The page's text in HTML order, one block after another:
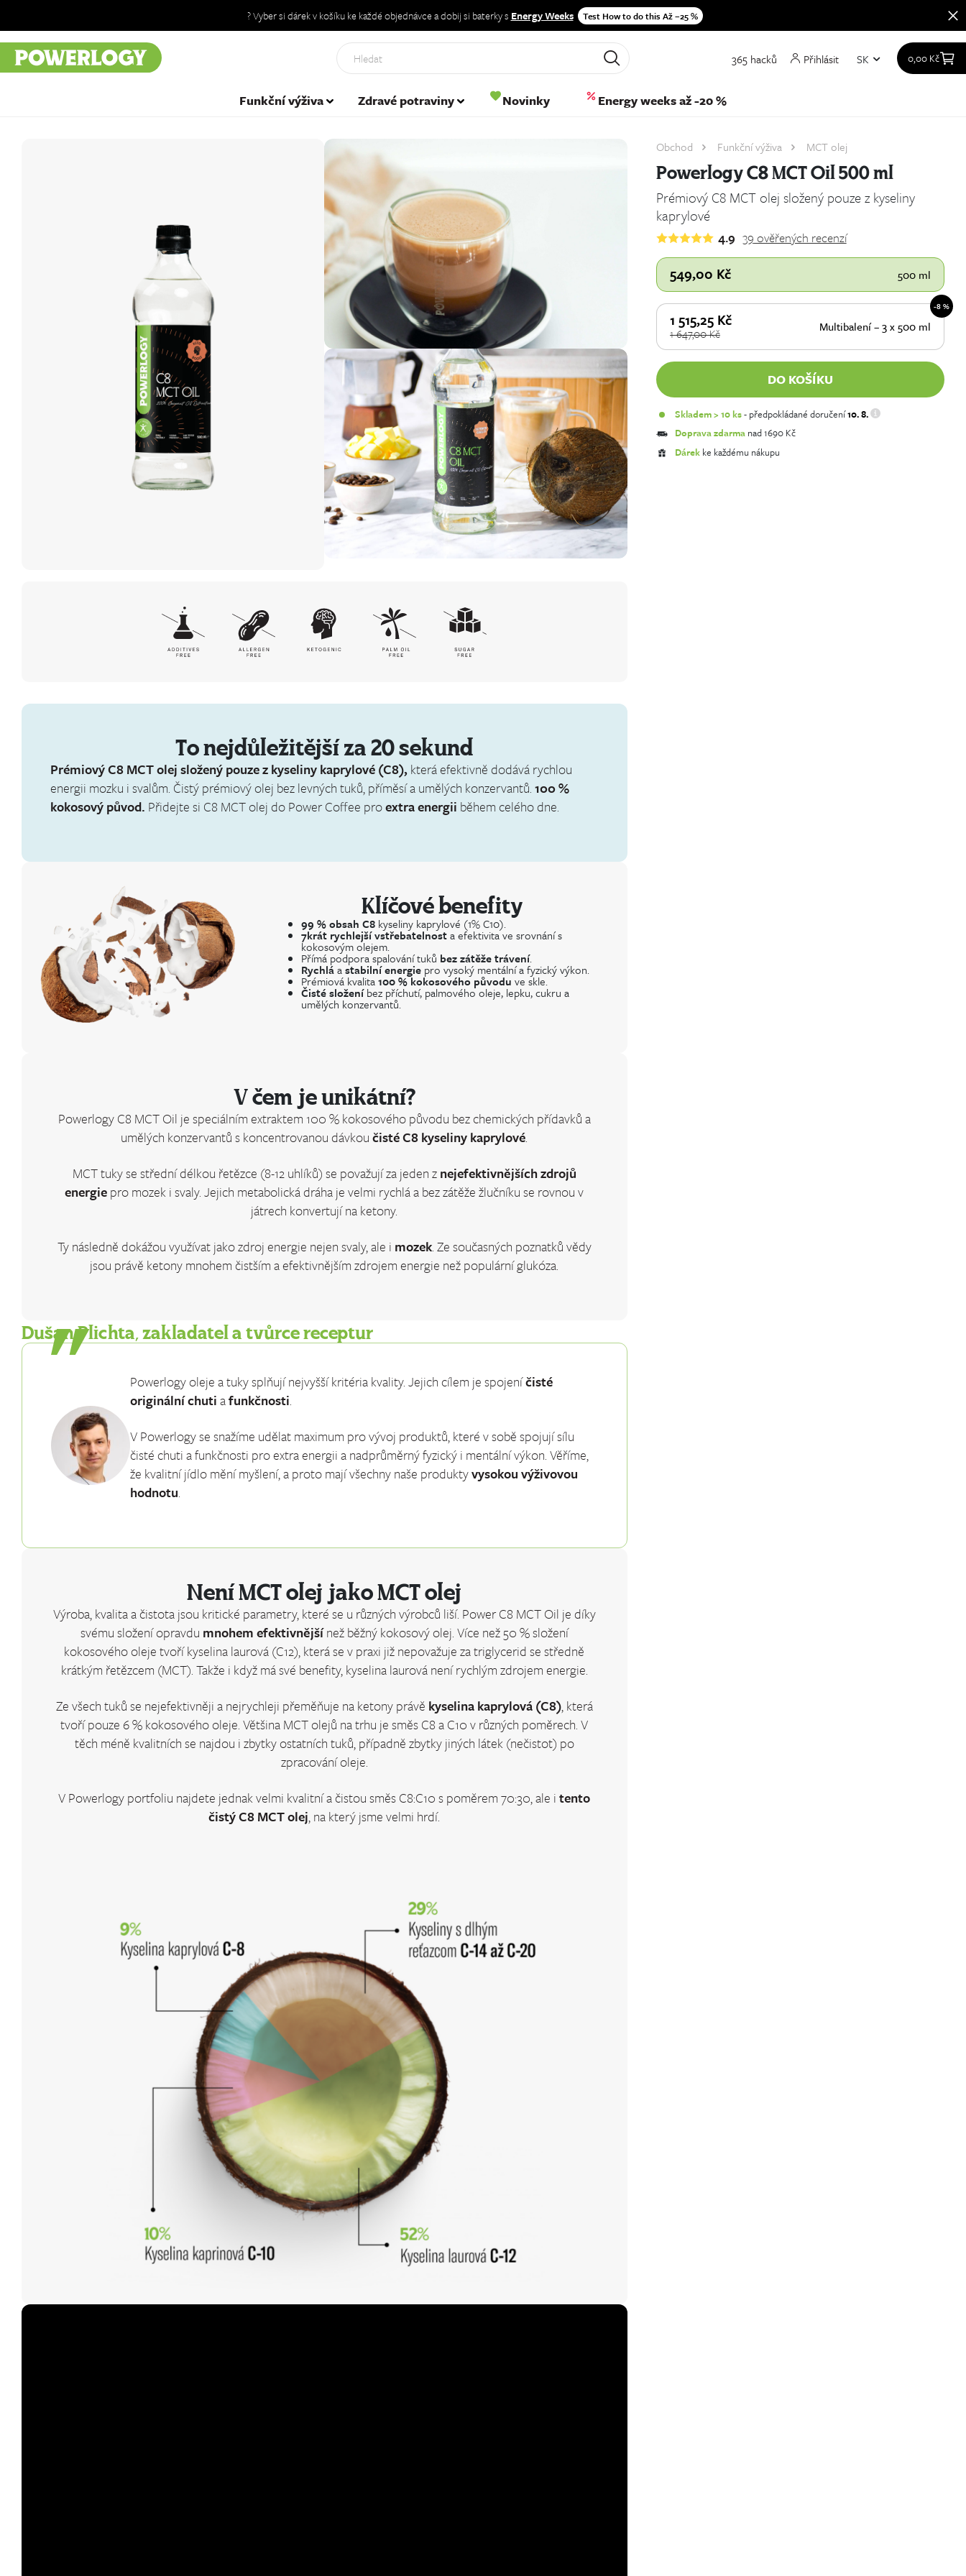
? Vyber si dárek v košíku ke každé objednávce a dobij si baterky s Energy Weeks Test How to do this Až −25 %
Hledat
365 hacků Přihlásit SK 0,00 Kč
Funkční výživa Zdravé potraviny Novinky Energy weeks až -20 %
To nejdůležitější za 20 sekund
Prémiový C8 MCT olej složený pouze z kyseliny kaprylové (C8),která efektivně dodává rychlou
energii mozku i svalům. Čistý prémiový olej bez levných tuků, příměsí a umělých konzervantů.100 %
kokosový původ. Přidejte si C8 MCT olej do Power Coffee proextra energii během celého dne.
Klíčové benefity
99 % obsah C8 kyseliny kaprylové (1% C10).
7krát rychlejší vstřebatelnosta efektivita ve srovnání s
kokosovým olejem.
Přímá podpora spalování tuků bez zátěže trávení.
Rychláastabilní energiepro vysoký mentální a fyzický výkon.
Prémiová kvalita100 % kokosového původu ve skle.
Čisté složeníbez příchutí, palmového oleje, lepku, cukru a
umělých konzervantů.
V čem je unikátní?
Powerlogy C8 MCT Oil je speciálním extraktem 100 % kokosového původu bez chemických přídavků a
umělých konzervantů s koncentrovanou dávkoučisté C8 kyseliny kaprylové.
MCT tuky se střední délkou řetězce (8-12 uhlíků) se považují za jeden znejefektivnějších zdrojů
energiepro mozek i svaly. Jejich metabolická dráha je velmi rychlá a bez zátěže žlučníku se rovnou v
játrech konvertují na ketony.
Ty následně dokážou využívat jako zdroj energie nejen svaly, ale i mozek. Ze současných poznatků vědy
jsou právě ketony mnohem čistším a efektivnějším zdrojem energie než populární glukóza.
Dušan Plichta, zakladatel a tvůrce receptur
Powerlogy oleje a tuky splňují nejvyšší kritéria kvality. Jejich cílem je spojeníčisté
originální chutiafunkčnosti.
V Powerlogy se snažíme udělat maximum pro vývoj produktů, které v sobě spojují sílu
čisté chuti a funkčnosti pro extra energii a nadprůměrný fyzický i mentální výkon. Věříme,
že kvalitní jídlo mění myšlení, a proto mají všechny naše produktyvysokou výživovou
hodnotu.
Není MCT olej jako MCT olej
Výroba, kvalita a čistota jsou kritické parametry, které se u různých výrobců liší. Power C8 MCT Oil je díky
svému složení opravdu mnohem efektivnějšínež běžný kokosový olej. Více než 50 % složení
kokosového oleje tvoří kyselina laurová (C12), která se v praxi již nepovažuje za triglycerid se středně
krátkým řetězcem (MCT). Takže i když má své benefity, kyselina laurová není rychlým zdrojem energie.
Ze všech tuků se nejefektivněji a nejrychleji přeměňuje na ketony právě kyselina kaprylová (C8), která
tvoří pouze 6 % kokosového oleje. Většina MCT olejů na trhu je směs C8 a C10 v různých poměrech. V
těch méně kvalitních se najdou i zbytky ostatních tuků, případně zbytky jiných látek (nečistot) po
zpracování oleje.
V Powerlogy portfoliu najdete jednak velmi kvalitní a čistou směs C8:C10 s poměrem 70:30, ale itento
čistý C8 MCT olej, na který jsme velmi hrdí.
Obchod Funkční výživa MCT olej
Powerlogy C8 MCT Oil 500 ml
Prémiový C8 MCT olej složený pouze z kyseliny
kaprylové
4.9 39 ověřených recenzí
549,00 Kč 500 ml
1 515,25 Kč
1 647,00Kč Multibalení – 3 x 500 ml
-8 %
DO KOŠÍKU
Skladem > 10 ks- předpokládané doručení10. 8.
Doprava zdarmanad 1690 Kč
Dárekke každému nákupu